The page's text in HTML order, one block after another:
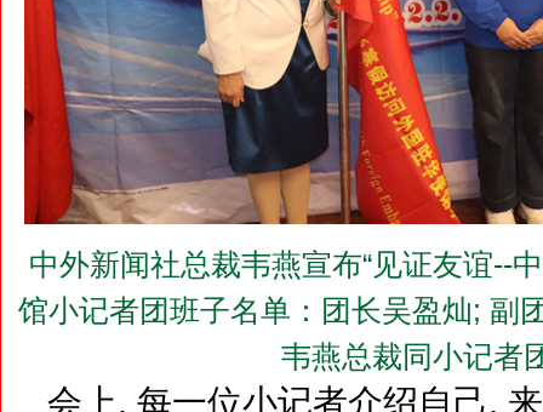
中外新闻社总裁韦燕宣布“见证友谊--
馆小记者团班子名单：团长吴盈灿; 副
韦燕总裁同小记者
会上, 每一位小记者介绍自己,